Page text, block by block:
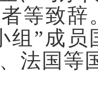
等致辞
组”成
法国等